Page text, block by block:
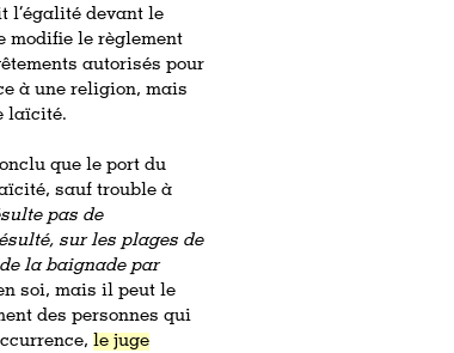
l’égalité devant le
modifie le règlement
autorisés pour
à une religion, mais
laïcité.
que le port du
sauf trouble à
pas de
sur les plages de
la baignade par
soi, mais il peut le
des personnes qui
le juge